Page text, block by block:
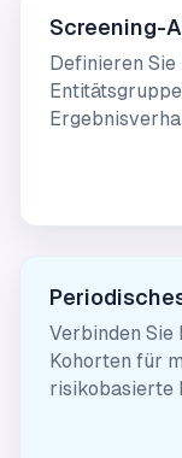
Screening-
Definieren
Verbinden Sie
Kohorten für
risikobasierte